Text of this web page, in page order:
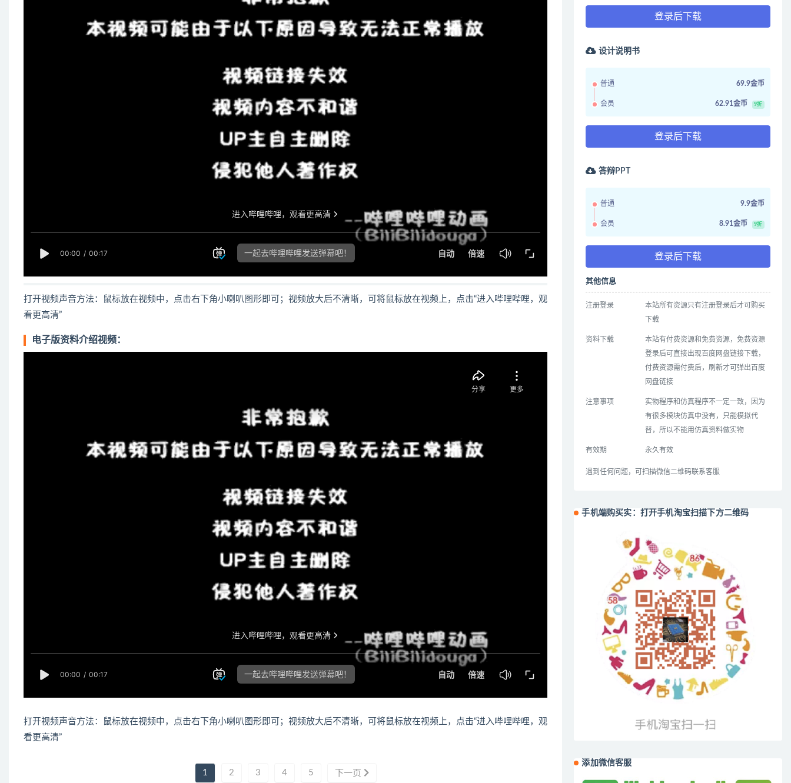
打开视频声音方法：鼠标放在视频中，点击右下角小喇叭图形即可；视频放大后不清晰，可将鼠标放在视频上，点击“进入哔哩哔哩，观
看更高清”
电子版资料介绍视频：
打开视频声音方法：鼠标放在视频中，点击右下角小喇叭图形即可；视频放大后不清晰，可将鼠标放在视频上，点击“进入哔哩哔哩，观
看更高清”
1 2 3 4 5 下一页
登录后下载
设计说明书
普通 69.9金币
会员 62.91金币 9折
登录后下载
答辩PPT
普通 9.9金币
会员 8.91金币 9折
登录后下载
其他信息
注册登录
本站所有资源只有注册登录后才可购买
下载
资料下载
本站有付费资源和免费资源，免费资源
登录后可直接出现百度网盘链接下载，
付费资源需付费后，刷新才可弹出百度
网盘链接
注意事项
实物程序和仿真程序不一定一致，因为
有很多模块仿真中没有，只能模拟代
替，所以不能用仿真资料做实物
有效期 永久有效
遇到任何问题，可扫描微信二维码联系客服
手机端购买实：打开手机淘宝扫描下方二维码
添加微信客服